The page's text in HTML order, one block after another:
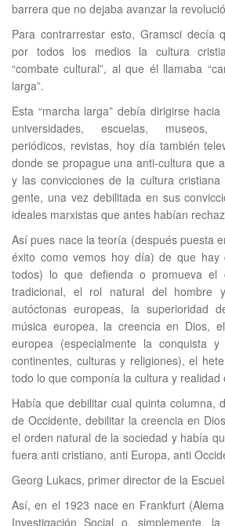
barrera que no dejaba avanzar la
Para contrarrestar esto, Gramsci decía
por todos los medios la cultura
“combate cultural”, al que él llamaba
larga”.
Esta “marcha larga” debía dirigirse
universidades, escuelas, museos,
periódicos, revistas, hoy día también
donde se propague una anti-cultura que
y las convicciones de la cultura
gente, una vez debilitada en sus
ideales marxistas que antes habían
Así pues nace la teoría (después puesta
éxito como vemos hoy día) de que
todos) lo que defienda o promueva el
tradicional, el rol natural del hombre
autóctonas europeas, la superioridad
música europea, la creencia en Dios,
europea (especialmente la conquista
continentes, culturas y religiones), el
todo lo que componía la cultura y realidad
Había que debilitar cual quinta columna,
de Occidente, debilitar la creencia en
el orden natural de la sociedad y había
fuera anti cristiano, anti Europa, anti
Georg Lukacs, primer director de la
Así, en el 1923 nace en Frankfurt
Investigación Social o, simplemente,